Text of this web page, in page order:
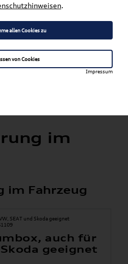
im
im Fahrzeug
auch für
geeignet
.
allen Cookies zu
von Cookies
Impressum